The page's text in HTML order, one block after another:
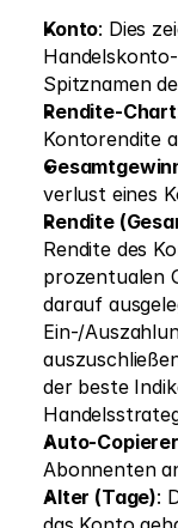
Märkte
Devisenhandel
Metalle
Indizes
Aktien
Energien
Introducing
FAQ
Konto: Dies
Spitznamen
Rendite-Chart
Kontorendite
verlust eines
Rendite
Rendite des
prozentualen
darauf
Ein-/
der beste
Auto-Copierer
Abonnenten
Alter (Tage):